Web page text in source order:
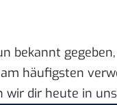
bekannt
häufigsten
wir dir heute in